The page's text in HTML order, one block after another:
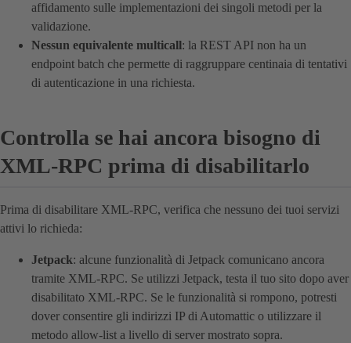
affidamento sulle implementazioni dei singoli metodi per la
validazione.
Nessun equivalente multicall: la REST API non ha un
endpoint batch che permette di raggruppare centinaia di tentativi
di autenticazione in una richiesta.
Controlla se hai ancora bisogno di
XML-RPC prima di disabilitarlo
Prima di disabilitare XML-RPC, verifica che nessuno dei tuoi servizi
attivi lo richieda:
Jetpack: alcune funzionalità di Jetpack comunicano ancora
tramite XML-RPC. Se utilizzi Jetpack, testa il tuo sito dopo aver
disabilitato XML-RPC. Se le funzionalità si rompono, potresti
dover consentire gli indirizzi IP di Automattic o utilizzare il
metodo allow-list a livello di server mostrato sopra.